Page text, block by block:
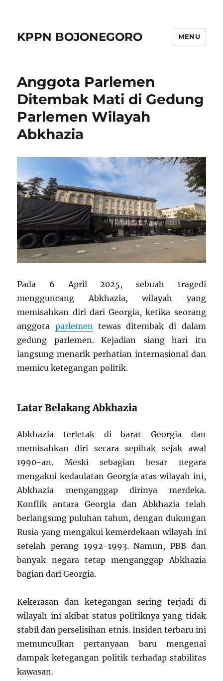
KPPN BOJONEGORO MENU
Anggota Parlemen
Ditembak Mati di Gedung
Parlemen Wilayah
Abkhazia
Pada 6 April 2025, sebuah tragedi
mengguncang Abkhazia, wilayah yang
memisahkan diri dari Georgia, ketika seorang
anggota parlementewas ditembak di dalam
gedung parlemen. Kejadian siang hari itu
langsung menarik perhatian internasional dan
memicu ketegangan politik.
Latar Belakang Abkhazia
Abkhazia terletak di barat Georgia dan
memisahkan diri secara sepihak sejak awal
1990-an. Meski sebagian besar negara
mengakui kedaulatan Georgia atas wilayah ini,
Abkhazia menganggap dirinya merdeka.
Konflik antara Georgia dan Abkhazia telah
berlangsung puluhan tahun, dengan dukungan
Rusia yang mengakui kemerdekaan wilayah ini
setelah perang 1992-1993. Namun, PBB dan
banyak negara tetap menganggap Abkhazia
bagian dari Georgia.
Kekerasan dan ketegangan sering terjadi di
wilayah ini akibat status politiknya yang tidak
stabil dan perselisihan etnis. Insiden terbaru ini
memunculkan pertanyaan baru mengenai
dampak ketegangan politik terhadap stabilitas
kawasan.